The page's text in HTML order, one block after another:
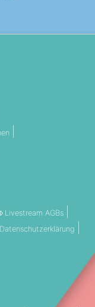
Livestream AGBs
Datenschutzerklärung